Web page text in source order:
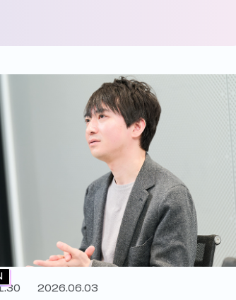
ススイッチコンサルティング
パーソルダイバース
リスト デジタルマーケター 幹部
管理職
2026.06.03